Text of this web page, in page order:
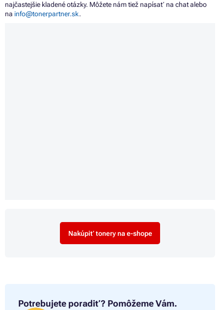
najčastejšie kladené otázky. Môžete nám tiež napísať na chat alebo
na info@tonerpartner.sk.
Nakúpiť tonery na e-shope
Potrebujete poradiť? Pomôžeme Vám.